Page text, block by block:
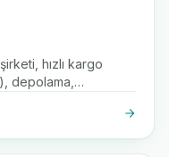
hızlı kargo
depolama,